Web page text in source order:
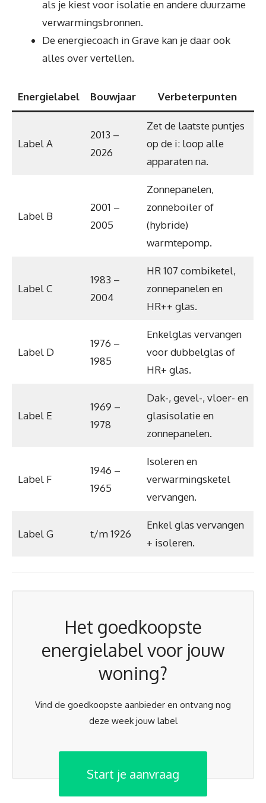
als je kiest voor isolatie en andere duurzame
verwarmingsbronnen.
De energiecoach in Grave kan je daar ook
alles over vertellen.
Energielabel Bouwjaar Verbeterpunten
Label A
2013 –
2026
Zet de laatste puntjes
op de i: loop alle
apparaten na.
Label B
2001 –
2005
Zonnepanelen,
zonneboiler of
(hybride)
warmtepomp.
Label C
1983 –
2004
HR 107 combiketel,
zonnepanelen en
HR++ glas.
Label D
1976 –
1985
Enkelglas vervangen
voor dubbelglas of
HR+ glas.
Label E
1969 –
1978
Dak-, gevel-, vloer- en
glasisolatie en
zonnepanelen.
Label F
1946 –
1965
Isoleren en
verwarmingsketel
vervangen.
Label G t/m 1926
Enkel glas vervangen
+ isoleren.
Het goedkoopste
energielabel voor jouw
woning?
Vind de goedkoopste aanbieder en ontvang nog
deze week jouw label
Start je aanvraag